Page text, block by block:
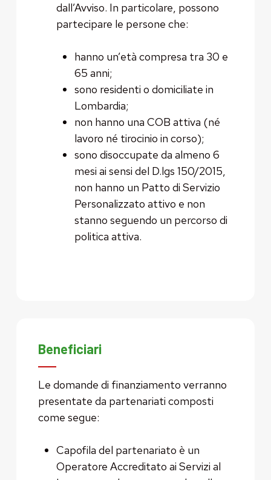
dall’Avviso. In particolare, possono
partecipare le persone che:
hanno un’età compresa tra 30 e
65 anni;
sono residenti o domiciliate in
Lombardia;
non hanno una COB attiva (né
lavoro né tirocinio in corso);
sono disoccupate da almeno 6
mesi ai sensi del D.lgs 150/2015,
non hanno un Patto di Servizio
Personalizzato attivo e non
stanno seguendo un percorso di
politica attiva.
Beneficiari
Le domande di finanziamento verranno
presentate da partenariati composti
come segue:
Capofila del partenariato è un
Operatore Accreditato ai Servizi al